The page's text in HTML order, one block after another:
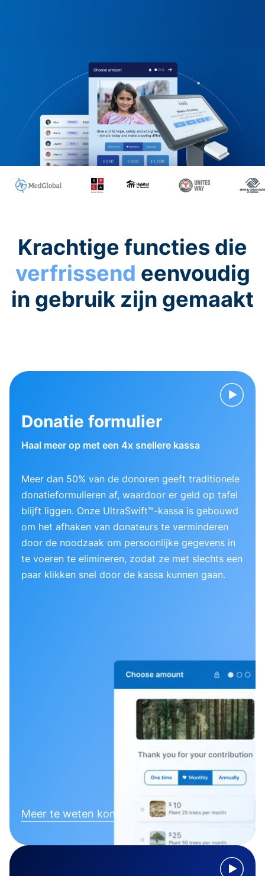
Krachtige functies die
verfrissend eenvoudig
in gebruik zijn gemaakt
Donatie formulier
Haal meer op met een 4x snellere kassa
Meer dan 50% van de donoren geeft traditionele
donatieformulieren af, waardoor er geld op tafel
blijft liggen. Onze UltraSwift™-kassa is gebouwd
om het afhaken van donateurs te verminderen
door de noodzaak om persoonlijke gegevens in
te voeren te elimineren, zodat ze met slechts een
paar klikken snel door de kassa kunnen gaan.
Meer te weten komen